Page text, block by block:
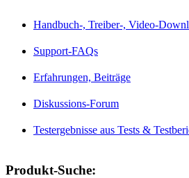
Handbuch-, Treiber-, Video-
Support-FAQs
Erfahrungen, Beiträge
Diskussions-Forum
Testergebnisse aus Tests &
Produkt-Suche: